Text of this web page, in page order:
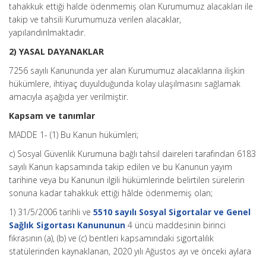
tahakkuk ettiği halde ödenmemiş olan Kurumumuz alacakları ile
takip ve tahsili Kurumumuza verilen alacaklar,
yapılandırılmaktadır.
2) YASAL DAYANAKLAR
7256 sayılı Kanununda yer alan Kurumumuz alacaklarına ilişkin
hükümlere, ihtiyaç duyulduğunda kolay ulaşılmasını sağlamak
amacıyla aşağıda yer verilmiştir.
Kapsam ve tanımlar
MADDE 1- (1) Bu Kanun hükümleri;
c) Sosyal Güvenlik Kurumuna bağlı tahsil daireleri tarafından 6183
sayılı Kanun kapsamında takip edilen ve bu Kanunun yayım
tarihine veya bu Kanunun ilgili hükümlerinde belirtilen sürelerin
sonuna kadar tahakkuk ettiği hâlde ödenmemiş olan;
1) 31/5/2006 tarihli ve 5510 sayılı Sosyal Sigortalar ve Genel
Sağlık Sigortası Kanununun 4 üncü maddesinin birinci
fıkrasının (a), (b) ve (c) bentleri kapsamındaki sigortalılık
statülerinden kaynaklanan, 2020 yılı Ağustos ayı ve önceki aylara